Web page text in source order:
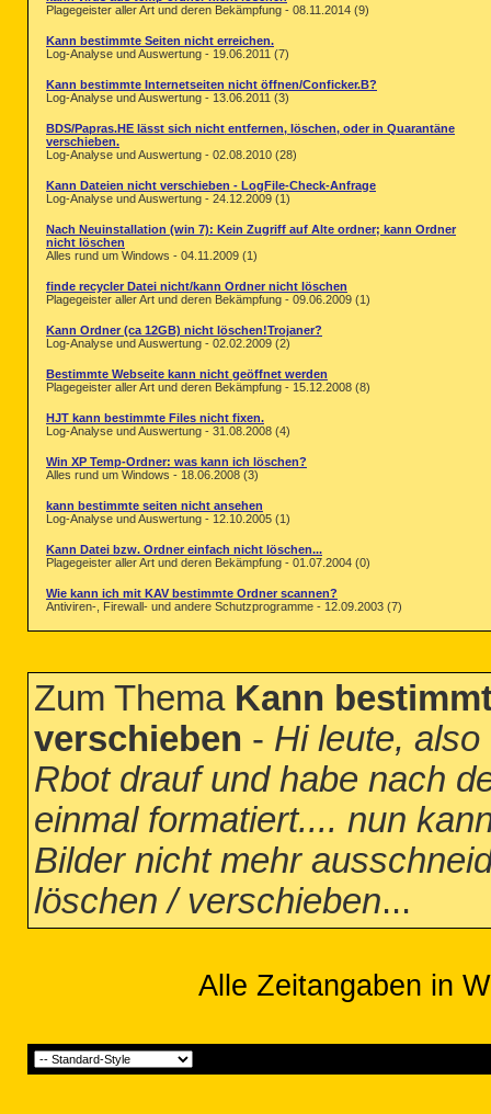
Plagegeister aller Art und deren Bekämpfung - 08.11.2014 (9)
Kann bestimmte Seiten nicht erreichen.
Log-Analyse und Auswertung - 19.06.2011 (7)
Kann bestimmte Internetseiten nicht öffnen/Conficker.B?
Log-Analyse und Auswertung - 13.06.2011 (3)
BDS/Papras.HE lässt sich nicht entfernen, löschen, oder in Quarantäne
verschieben.
Log-Analyse und Auswertung - 02.08.2010 (28)
Kann Dateien nicht verschieben - LogFile-Check-Anfrage
Log-Analyse und Auswertung - 24.12.2009 (1)
Nach Neuinstallation (win 7): Kein Zugriff auf Alte ordner; kann Ordner
nicht löschen
Alles rund um Windows - 04.11.2009 (1)
finde recycler Datei nicht/kann Ordner nicht löschen
Plagegeister aller Art und deren Bekämpfung - 09.06.2009 (1)
Kann Ordner (ca 12GB) nicht löschen!Trojaner?
Log-Analyse und Auswertung - 02.02.2009 (2)
Bestimmte Webseite kann nicht geöffnet werden
Plagegeister aller Art und deren Bekämpfung - 15.12.2008 (8)
HJT kann bestimmte Files nicht fixen.
Log-Analyse und Auswertung - 31.08.2008 (4)
Win XP Temp-Ordner: was kann ich löschen?
Alles rund um Windows - 18.06.2008 (3)
kann bestimmte seiten nicht ansehen
Log-Analyse und Auswertung - 12.10.2005 (1)
Kann Datei bzw. Ordner einfach nicht löschen...
Plagegeister aller Art und deren Bekämpfung - 01.07.2004 (0)
Wie kann ich mit KAV bestimmte Ordner scannen?
Antiviren-, Firewall- und andere Schutzprogramme - 12.09.2003 (7)
Zum Thema Kann
verschieben - Hi leute,
Rbot drauf und habe nach
einmal formatiert.... nun
Bilder nicht mehr
löschen / verschieben...
Alle Zeitangaben in